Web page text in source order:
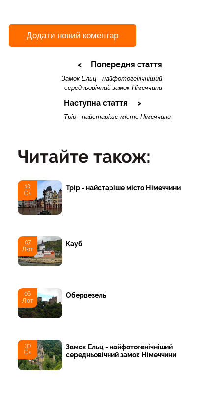
Додати новий коментар
Попередня стаття
Замок Ельц - найфотогенічніший
середньовічний замок Німеччини
Наступна стаття
Трір - найстаріше місто Німеччини
Читайте також:
10
Січ
Трір - найстаріше місто Німеччини
07
Лют
Кауб
06
Лют
Обервезель
30
Січ
Замок Ельц - найфотогенічніший
середньовічний замок Німеччини